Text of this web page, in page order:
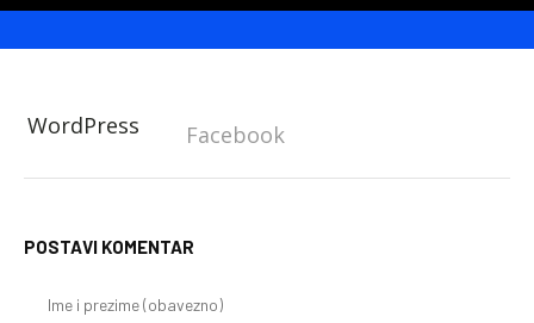
WordPress Facebook
POSTAVI KOMENTAR